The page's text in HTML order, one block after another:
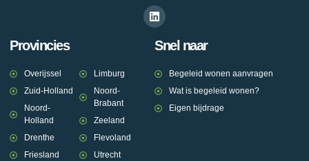
Provincies
Overijssel
Zuid-Holland
Noord-
Holland
Drenthe
Friesland
Limburg
Noord-
Brabant
Zeeland
Flevoland
Utrecht
Snel naar
Begeleid wonen aanvragen
Wat is begeleid wonen?
Eigen bijdrage